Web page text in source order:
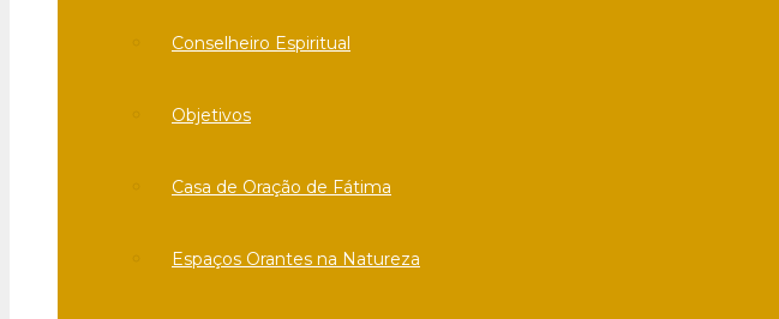
Conselheiro Espiritual
Objetivos
Casa de Oração de Fátima
Espaços Orantes na Natureza